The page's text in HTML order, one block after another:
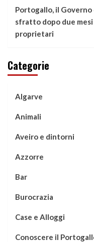
Portogallo, il
sfratto dopo due
proprietari
Categorie
Algarve
Animali
Aveiro e dintorni
Azzorre
Bar
Burocrazia
Case e Alloggi
Conoscere il